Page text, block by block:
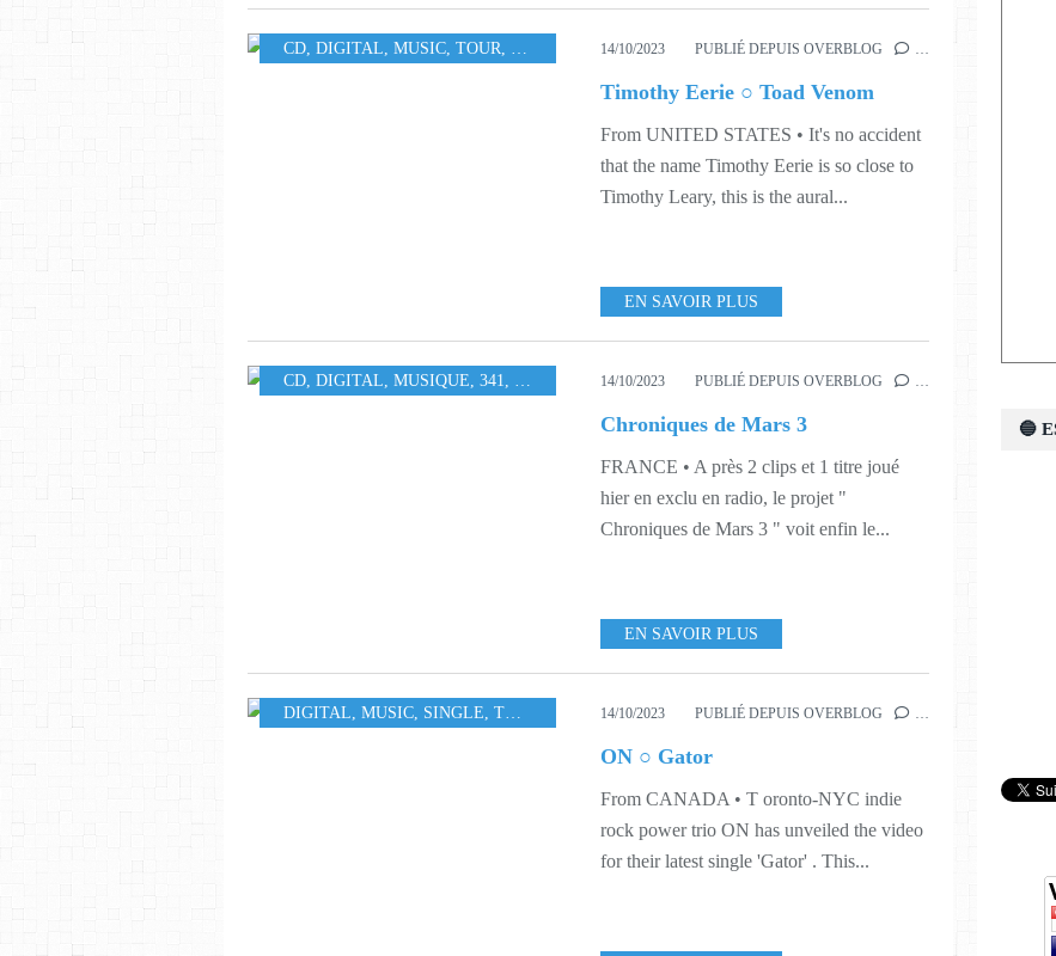
CD, DIGITAL, MUSIC, TOUR, VIDEO WORLD,341 MORA MAY AGENCY
14/10/2023 PUBLIÉ DEPUIS OVERBLOG …
Timothy Eerie ○ Toad Venom
From UNITED STATES • It's no accident
that the name Timothy Eerie is so close to
Timothy Leary, this is the aural...
EN SAVOIR PLUS
CD, DIGITAL, MUSIQUE, 341, HELLOHIGH COMM
14/10/2023 PUBLIÉ DEPUIS OVERBLOG …
Chroniques de Mars 3
FRANCE • A près 2 clips et 1 titre joué
hier en exclu en radio, le projet "
Chroniques de Mars 3 " voit enfin le...
EN SAVOIR PLUS
DIGITAL, MUSIC, SINGLE, TOUR ,WORLD 341,SHAMELESS PROMOTION PR
14/10/2023 PUBLIÉ DEPUIS OVERBLOG …
ON ○ Gator
From CANADA • T oronto-NYC indie
rock power trio ON has unveiled the video
for their latest single 'Gator' . This...
🔵